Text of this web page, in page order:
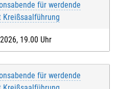
für werdende
Kreißsaalführung
19.00 Uhr
für werdende